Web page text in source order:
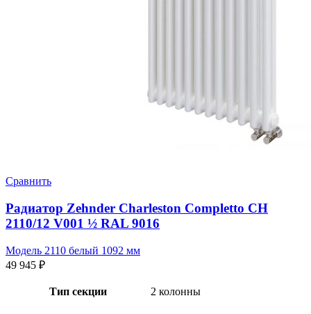
Сравнить
Радиатор Zehnder Charleston Completto CH
2110/12 V001 ½ RAL 9016
Модель 2110 белый 1092 мм
49 945 ₽
Тип секции 2 колонны